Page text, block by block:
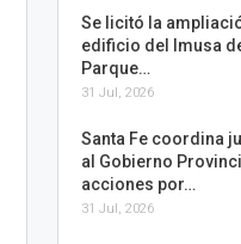
Se licitó la
edificio del Imusa
Parque…
31 Jul, 2026
Santa Fe coordina
al Gobierno
acciones por…
31 Jul, 2026